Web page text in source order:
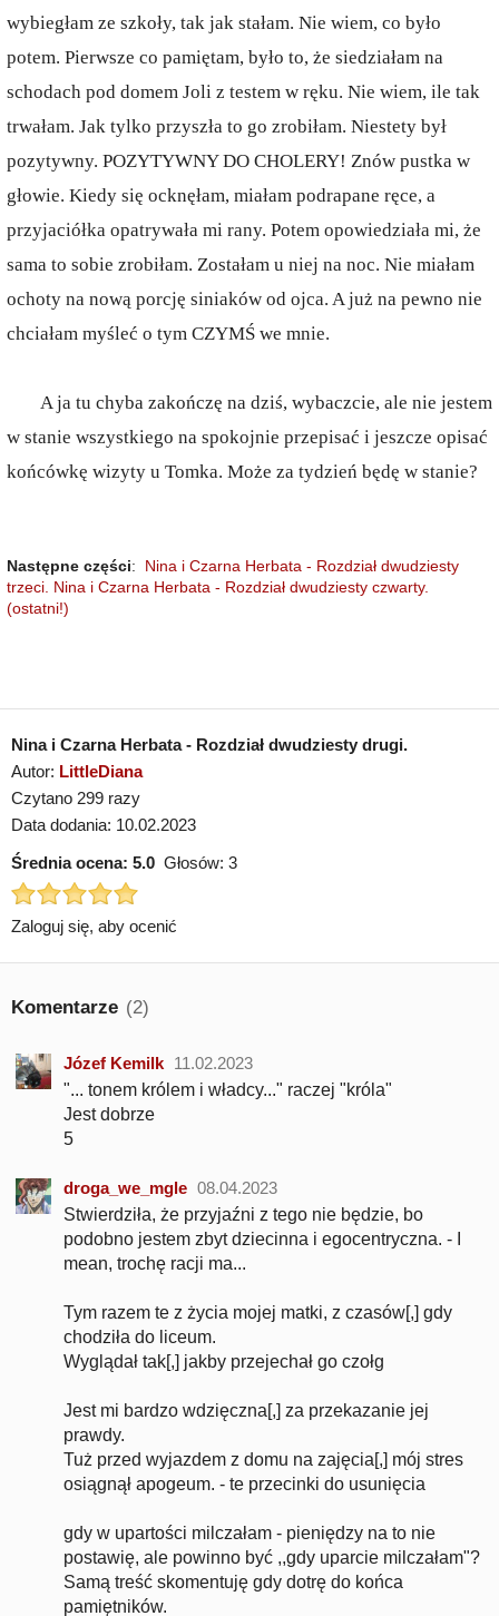
wybiegłam ze szkoły, tak jak stałam. Nie wiem, co było
potem. Pierwsze co pamiętam, było to, że siedziałam na
schodach pod domem Joli z testem w ręku. Nie wiem, ile tak
trwałam. Jak tylko przyszła to go zrobiłam. Niestety był
pozytywny. POZYTYWNY DO CHOLERY! Znów pustka w
głowie. Kiedy się ocknęłam, miałam podrapane ręce, a
przyjaciółka opatrywała mi rany. Potem opowiedziała mi, że
sama to sobie zrobiłam. Zostałam u niej na noc. Nie miałam
ochoty na nową porcję siniaków od ojca. A już na pewno nie
chciałam myśleć o tym CZYMŚ we mnie.
A ja tu chyba zakończę na dziś, wybaczcie, ale nie jestem
w stanie wszystkiego na spokojnie przepisać i jeszcze opisać
końcówkę wizyty u Tomka. Może za tydzień będę w stanie?
Następne części: Nina i Czarna Herbata - Rozdział dwudziesty
trzeci. Nina i Czarna Herbata - Rozdział dwudziesty czwarty.
(ostatni!)
Nina i Czarna Herbata - Rozdział dwudziesty drugi.
Autor: LittleDiana
Czytano 299 razy
Data dodania: 10.02.2023
Średnia ocena: 5.0 Głosów: 3
Zaloguj się, aby ocenić
Komentarze (2)
Józef Kemilk 11.02.2023
"... tonem królem i władcy..." raczej "króla"
Jest dobrze
5
droga_we_mgle 08.04.2023
Stwierdziła, że przyjaźni z tego nie będzie, bo
podobno jestem zbyt dziecinna i egocentryczna. - I
mean, trochę racji ma...
Tym razem te z życia mojej matki, z czasów[,] gdy
chodziła do liceum.
Wyglądał tak[,] jakby przejechał go czołg
Jest mi bardzo wdzięczna[,] za przekazanie jej
prawdy.
Tuż przed wyjazdem z domu na zajęcia[,] mój stres
osiągnął apogeum. - te przecinki do usunięcia
gdy w upartości milczałam - pieniędzy na to nie
postawię, ale powinno być ,,gdy uparcie milczałam"?
Samą treść skomentuję gdy dotrę do końca
pamiętników.